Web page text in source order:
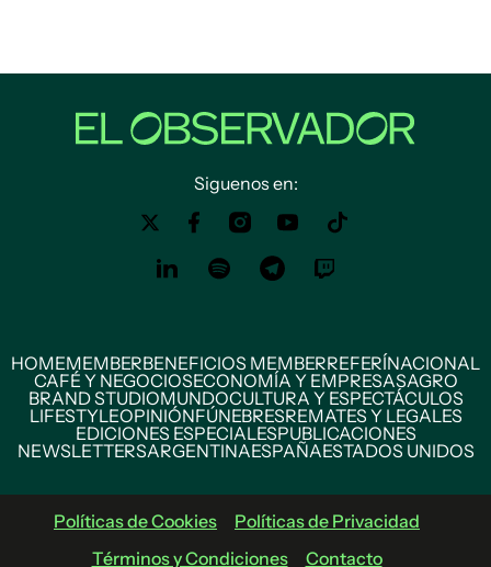
Siguenos en:
HOMEMEMBERBENEFICIOS MEMBERREFERÍNACIONAL
CAFÉ Y NEGOCIOSECONOMÍA Y EMPRESASAGRO
BRAND STUDIOMUNDOCULTURA Y ESPECTÁCULOS
LIFESTYLEOPINIÓNFÚNEBRESREMATES Y LEGALES
EDICIONES ESPECIALESPUBLICACIONES
NEWSLETTERSARGENTINAESPAÑAESTADOS UNIDOS
Políticas de Cookies
Políticas de Privacidad
Términos y Condiciones
Contacto